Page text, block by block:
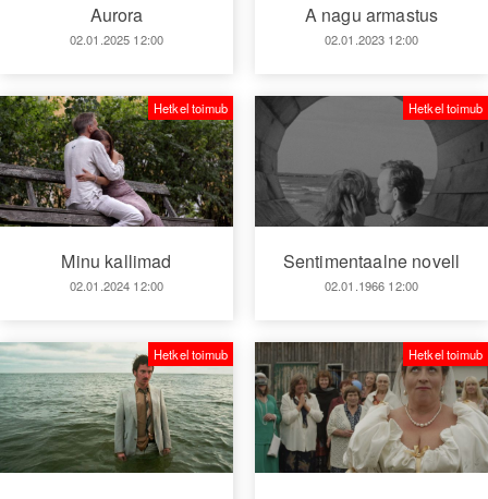
Aurora
02.01.2025 12:00
A nagu armastus
02.01.2023 12:00
Minu kallimad
02.01.2024 12:00
Hetkel toimub
Sentimentaalne novell
02.01.1966 12:00
Hetkel toimub
Hetkel toimub Hetkel toimub